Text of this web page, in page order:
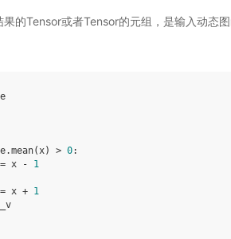
的Tensor或者Tensor的元组，是输入动态图
.mean(x) > 0:
= x -
1
= x + 1